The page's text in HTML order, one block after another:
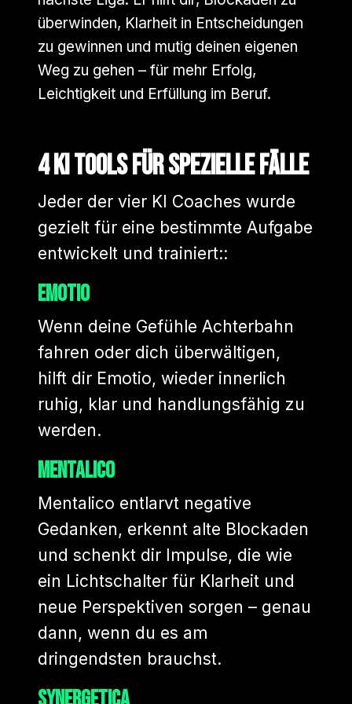
überwinden, Klarheit in Entscheidungen
zu gewinnen und mutig deinen eigenen
Weg zu gehen – für mehr Erfolg,
Leichtigkeit und Erfüllung im Beruf.
4 KI Tools für spezielle Fälle
Jeder der vier KI Coaches wurde
gezielt für eine bestimmte Aufgabe
entwickelt und trainiert::
Emotio
Wenn deine Gefühle Achterbahn
fahren oder dich überwältigen,
hilft dir Emotio, wieder innerlich
ruhig, klar und handlungsfähig zu
werden.
Mentalico
Mentalico entlarvt negative
Gedanken, erkennt alte Blockaden
und schenkt dir Impulse, die wie
ein Lichtschalter für Klarheit und
neue Perspektiven sorgen – genau
dann, wenn du es am
dringendsten brauchst.